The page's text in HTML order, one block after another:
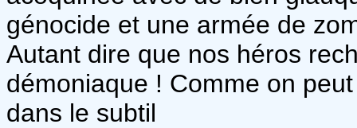
génocide et une armée de
Autant dire que nos héros
démoniaque ! Comme on
dans le subtil